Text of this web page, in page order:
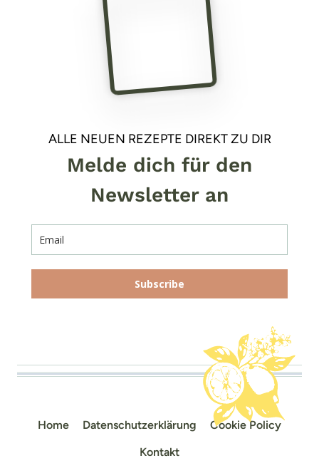
ALLE NEUEN REZEPTE DIREKT ZU DIR
Melde dich für den
Newsletter an
Subscribe
Home Datenschutzerklärung
Cookie Policy
Kontakt